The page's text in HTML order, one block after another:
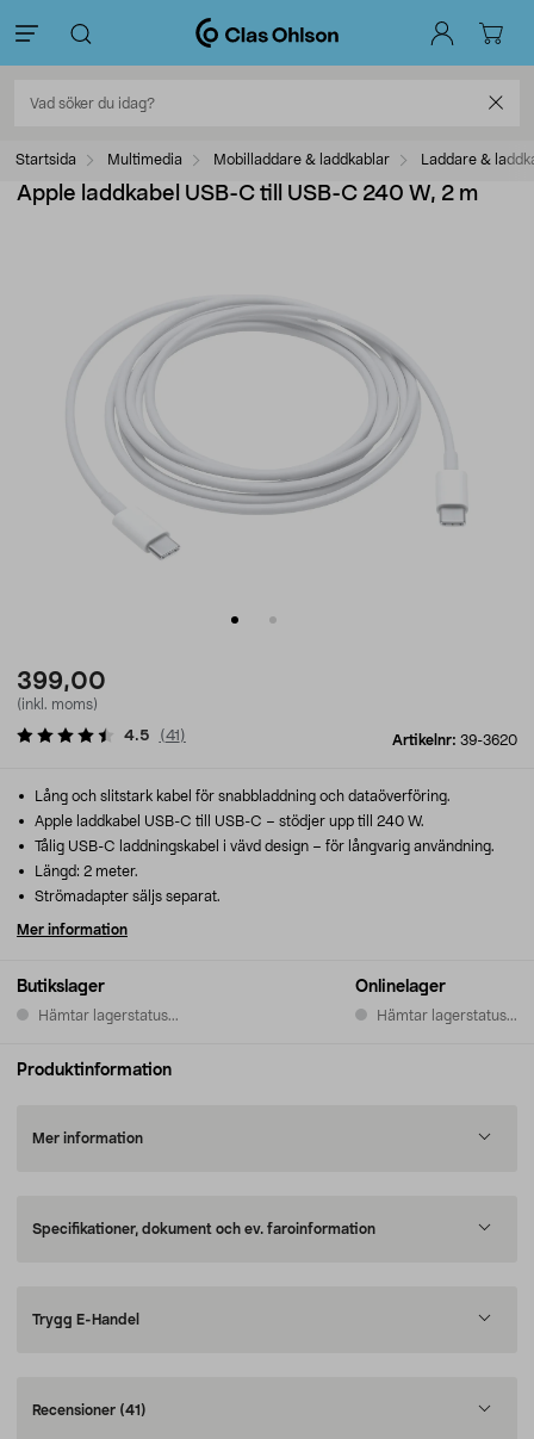
Startsida Multimedia Mobilladdare & laddkablar Laddare &
Apple laddkabel USB-C till USB-C 240 W, 2 m
399,00
(inkl. moms)
Artikelnr: 39-3620
4.5 (41 )
Butikslager
Hämtar lagerstatus...
Onlinelager
Hämtar lagerstatus...
Lång och slitstark kabel för snabbladdning och dataöverföring.
Apple laddkabel USB-C till USB-C – stödjer upp till 240 W.
Tålig USB-C laddningskabel i vävd design – för långvarig användning.
Längd: 2 meter.
Strömadapter säljs separat.
Mer information
Produktinformation
Mer information
Specifikationer, dokument och ev. faroinformation
Trygg E-Handel
Recensioner (41)